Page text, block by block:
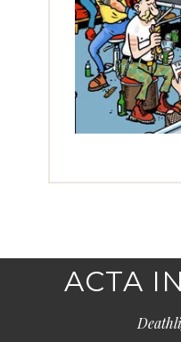
ACTA